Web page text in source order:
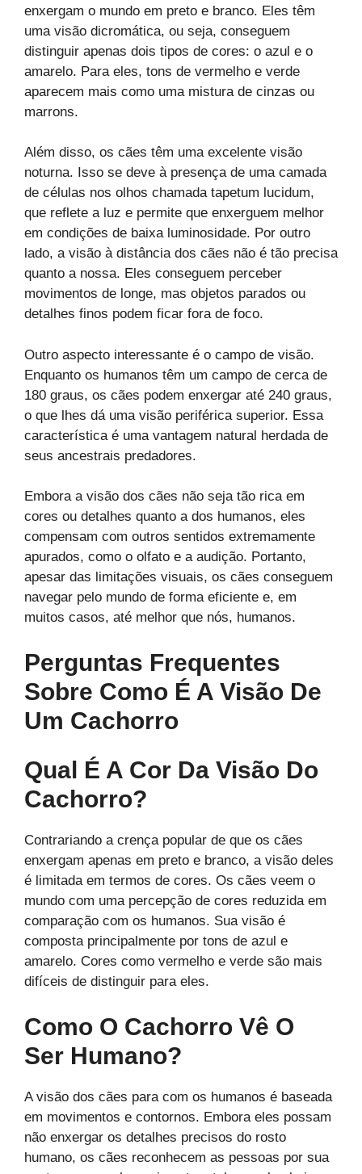
enxergam o mundo em preto e branco. Eles têm
uma visão dicromática, ou seja, conseguem
distinguir apenas dois tipos de cores: o azul e o
amarelo. Para eles, tons de vermelho e verde
aparecem mais como uma mistura de cinzas ou
marrons.
Além disso, os cães têm uma excelente visão
noturna. Isso se deve à presença de uma camada
de células nos olhos chamada tapetum lucidum,
que reflete a luz e permite que enxerguem melhor
em condições de baixa luminosidade. Por outro
lado, a visão à distância dos cães não é tão precisa
quanto a nossa. Eles conseguem perceber
movimentos de longe, mas objetos parados ou
detalhes finos podem ficar fora de foco.
Outro aspecto interessante é o campo de visão.
Enquanto os humanos têm um campo de cerca de
180 graus, os cães podem enxergar até 240 graus,
o que lhes dá uma visão periférica superior. Essa
característica é uma vantagem natural herdada de
seus ancestrais predadores.
Embora a visão dos cães não seja tão rica em
cores ou detalhes quanto a dos humanos, eles
compensam com outros sentidos extremamente
apurados, como o olfato e a audição. Portanto,
apesar das limitações visuais, os cães conseguem
navegar pelo mundo de forma eficiente e, em
muitos casos, até melhor que nós, humanos.
Perguntas Frequentes
Sobre Como É A Visão De
Um Cachorro
Qual É A Cor Da Visão Do
Cachorro?
Contrariando a crença popular de que os cães
enxergam apenas em preto e branco, a visão deles
é limitada em termos de cores. Os cães veem o
mundo com uma percepção de cores reduzida em
comparação com os humanos. Sua visão é
composta principalmente por tons de azul e
amarelo. Cores como vermelho e verde são mais
difíceis de distinguir para eles.
Como O Cachorro Vê O
Ser Humano?
A visão dos cães para com os humanos é baseada
em movimentos e contornos. Embora eles possam
não enxergar os detalhes precisos do rosto
humano, os cães reconhecem as pessoas por sua